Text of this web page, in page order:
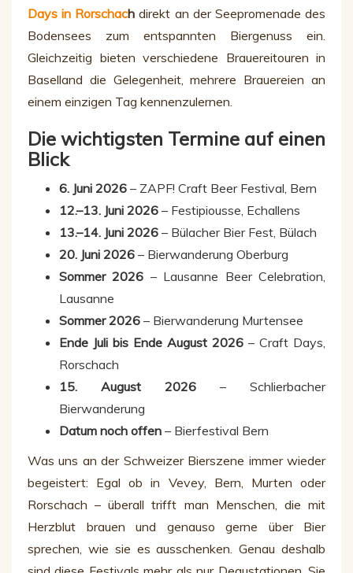
Days in Rorschach direkt an der Seepromenade des
Bodensees zum entspannten Biergenuss ein.
Gleichzeitig bieten verschiedene Brauereitouren in
Baselland die Gelegenheit, mehrere Brauereien an
einem einzigen Tag kennenzulernen.
Die wichtigsten Termine auf einen
Blick
6. Juni 2026 – ZAPF! Craft Beer Festival, Bern
12.–13. Juni 2026 – Festipiousse, Echallens
13.–14. Juni 2026 – Bülacher Bier Fest, Bülach
20. Juni 2026 – Bierwanderung Oberburg
Sommer 2026 – Lausanne Beer Celebration,
Lausanne
Sommer 2026 – Bierwanderung Murtensee
Ende Juli bis Ende August 2026 – Craft Days,
Rorschach
15. August 2026 – Schlierbacher
Bierwanderung
Datum noch offen – Bierfestival Bern
Was uns an der Schweizer Bierszene immer wieder
begeistert: Egal ob in Vevey, Bern, Murten oder
Rorschach – überall trifft man Menschen, die mit
Herzblut brauen und genauso gerne über Bier
sprechen, wie sie es ausschenken. Genau deshalb